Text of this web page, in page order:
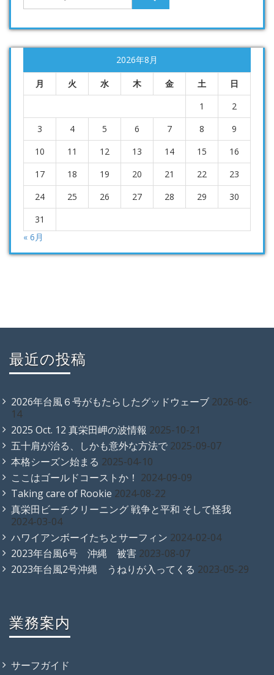
2026年8月
月 火 水 木 金 土
日
1
2
3
4 5 6 7 8
9
10
11 12 13 14 15
16
17
18 19 20 21 22
23
24
25 26 27 28 29
30
31
« 6月
最近の投稿
2026年台風６号がもたらしたグッドウェーブ 2026-06-
14
2025 Oct. 12 真栄田岬の波情報 2025-10-21
五十肩が治る、しかも意外な方法で 2025-09-07
本格シーズン始まる 2025-04-10
ここはゴールドコーストか！ 2024-09-09
Taking care of Rookie 2024-08-22
真栄田ビーチクリーニング 戦争と平和 そして怪我
2024-03-04
ハワイアンボーイたちとサーフィン 2024-02-04
2023年台風6号 沖縄 被害 2023-08-07
2023年台風2号沖縄 うねりが入ってくる 2023-05-29
業務案内
サーフガイド